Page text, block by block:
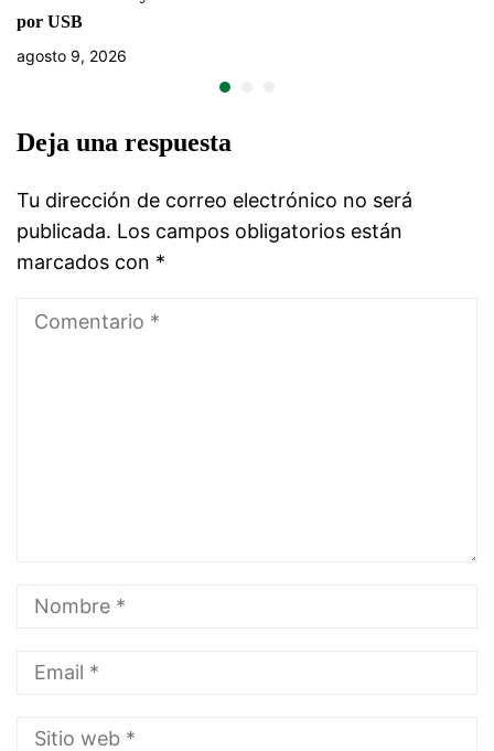
por USB
agosto 9, 2026
Deja una respuesta
Tu dirección de correo electrónico no será
publicada. Los campos obligatorios están
marcados con *